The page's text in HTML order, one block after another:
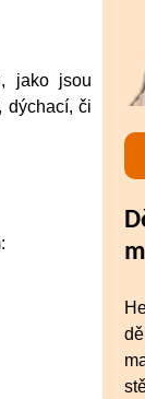
jako jsou
dýchací, či